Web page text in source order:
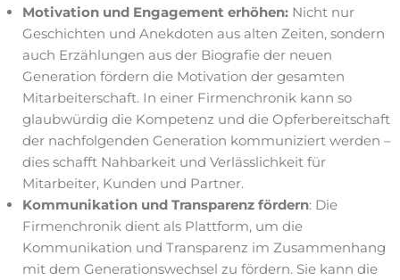
Motivation und Engagement erhöhen: Nicht nur
Geschichten und Anekdoten aus alten Zeiten, sondern
auch Erzählungen aus der Biografie der neuen
Generation fördern die Motivation der gesamten
Mitarbeiterschaft. In einer Firmenchronik kann so
glaubwürdig die Kompetenz und die Opferbereitschaft
der nachfolgenden Generation kommuniziert werden –
dies schafft Nahbarkeit und Verlässlichkeit für
Mitarbeiter, Kunden und Partner.
Kommunikation und Transparenz fördern: Die
Firmenchronik dient als Plattform, um die
Kommunikation und Transparenz im Zusammenhang
mit dem Generationswechsel zu fördern. Sie kann die